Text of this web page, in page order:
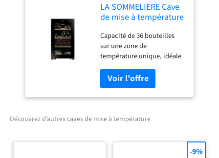
LA SOMMELIERE Cave
de mise à température
Bouteilles
Capacité de 36 bouteilles
sur une zone de
température unique, idéale
pour la mise à température
ou la conservation courte
durée. Température réglable
de 5°C à 20°C via un
digital intégré à la porte,
Découvrez d’autres caves de mise à température
-9%